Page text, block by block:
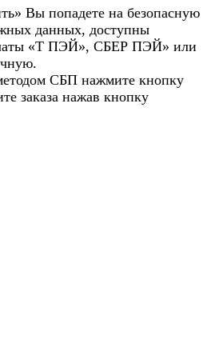
Вы попадете на безопасную
данных, доступны
«Т ПЭЙ», СБЕР ПЭЙ» или
СБП нажмите кнопку
заказа нажав кнопку